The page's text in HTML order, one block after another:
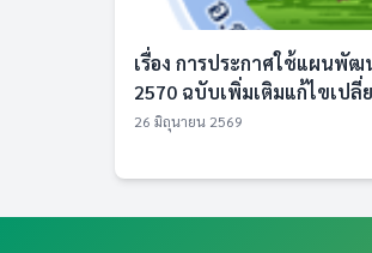
เรื่อง การประกาศใช้แผนพั
2570 ฉบับเพิ่มเติมแก้ไขเปลี่
26 มิถุนายน 2569